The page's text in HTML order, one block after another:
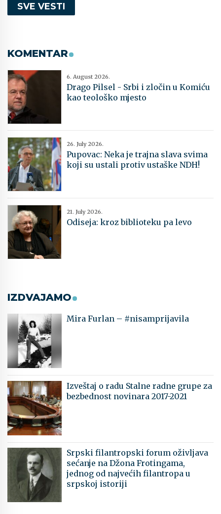
SVE VESTI
KOMENTAR
6. August 2026.
Drago Pilsel - Srbi i zločin u Komiću
kao teološko mjesto
26. July 2026.
Pupovac: Neka je trajna slava svima
koji su ustali protiv ustaške NDH!
21. July 2026.
Odiseja: kroz biblioteku pa levo
IZDVAJAMO
Mira Furlan – #nisamprijavila
Izveštaj o radu Stalne radne grupe za
bezbednost novinara 2017-2021
Srpski filantropski forum oživljava
sećanje na Džona Frotingama,
jednog od najvećih filantropa u
srpskoj istoriji